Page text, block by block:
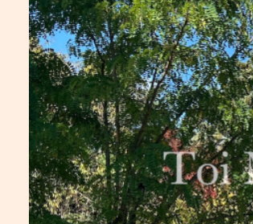
ALERTE
E-MAIL
ESTIMATION
CONTACT